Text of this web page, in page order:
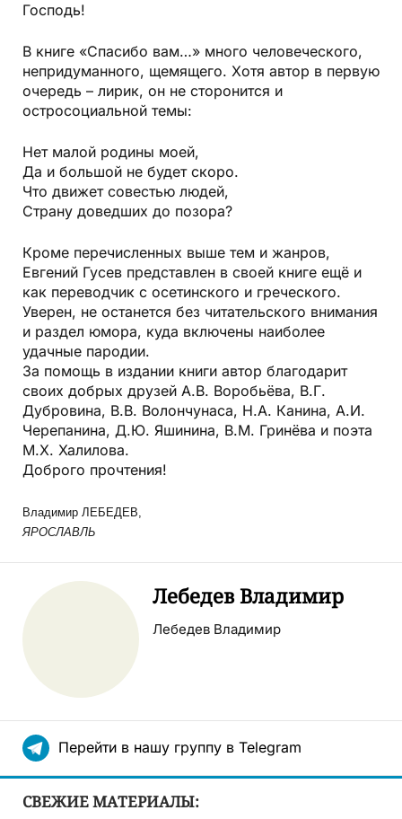
Господь!
В книге «Спасибо вам…» много человеческого,
непридуманного, щемящего. Хотя автор в первую
очередь – лирик, он не сторонится и
остросоциальной темы:
Нет малой родины моей,
Да и большой не будет скоро.
Что движет совестью людей,
Страну доведших до позора?
Кроме перечисленных выше тем и жанров,
Евгений Гусев представлен в своей книге ещё и
как переводчик с осетинского и греческого.
Уверен, не останется без читательского внимания
и раздел юмора, куда включены наиболее
удачные пародии.
За помощь в издании книги автор благодарит
своих добрых друзей А.В. Воробьёва, В.Г.
Дубровина, В.В. Волончунаса, Н.А. Канина, А.И.
Черепанина, Д.Ю. Яшинина, В.М. Гринёва и поэта
М.Х. Халилова.
Доброго прочтения!
Владимир ЛЕБЕДЕВ,
ЯРОСЛАВЛЬ
Лебедев Владимир
Лебедев Владимир
Перейти в нашу группу в Telegram
СВЕЖИЕ МАТЕРИАЛЫ: